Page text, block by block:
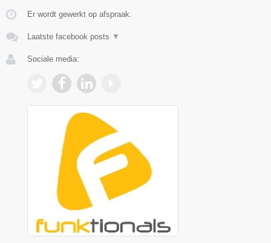
Er wordt gewerkt op afspraak.
Laatste facebook posts ▼
Sociale media: